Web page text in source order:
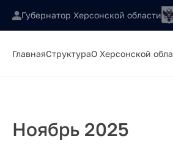
Губернатор Херсонской области
ГлавнаяСтруктураО Херсонской
Ноябрь 2025